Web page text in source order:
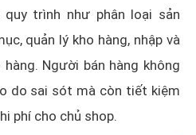
trình như phân loại sản
quản lý kho hàng, nhập và
Người bán hàng không
do sai sót mà còn tiết kiệm
phí cho chủ shop.